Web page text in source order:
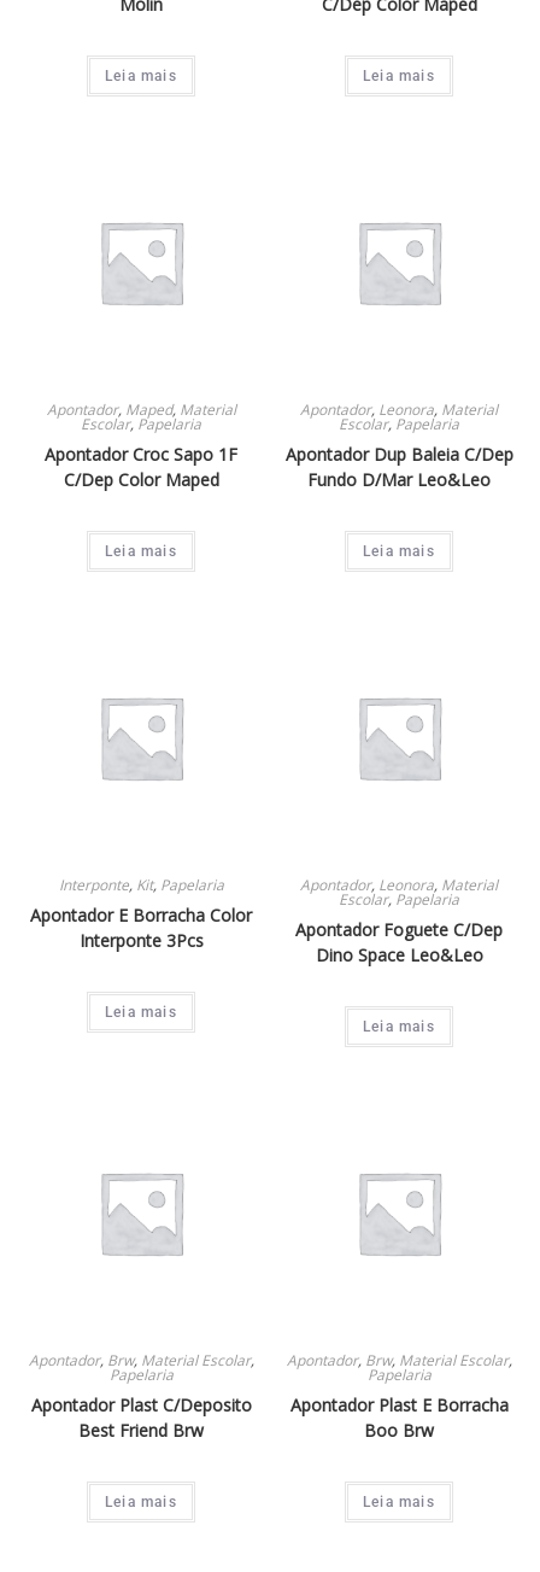
2
Tinta Guache
Material De Escritorio
Bloco Notas 3
Caneta Hidrocor
Cadernos 3
Bloco Adesivo 3
Cola Fita 1
4
Leia mais Leia mais
Apontador, Maped, Material
Escolar, Papelaria
Apontador Croc Sapo 1F
C/Dep Color Maped
Leia mais
Apontador, Leonora, Material
Escolar, Papelaria
Apontador Dup Baleia C/Dep
Fundo D/Mar Leo&Leo
Leia mais
Interponte, Kit, Papelaria
Apontador E Borracha Color
Interponte 3Pcs
Leia mais
Apontador, Leonora, Material
Escolar, Papelaria
Apontador Foguete C/Dep
Dino Space Leo&Leo
Leia mais
Apontador, Brw, Material Escolar,
Papelaria
Apontador Plast C/Deposito
Best Friend Brw
Leia mais
Apontador, Brw, Material Escolar,
Papelaria
Apontador Plast E Borracha
Boo Brw
Leia mais